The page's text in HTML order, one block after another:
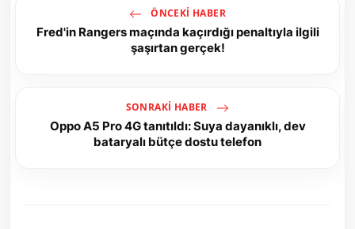
ÖNCEKI HABER
Fred'in Rangers maçında kaçırdığı penaltıyla ilgili
şaşırtan gerçek!
SONRAKI HABER
Oppo A5 Pro 4G tanıtıldı: Suya dayanıklı, dev
bataryalı bütçe dostu telefon